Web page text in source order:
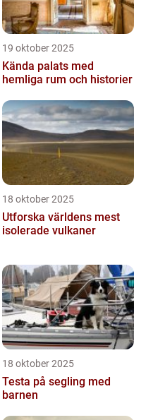
19 oktober 2025
Kända palats med
hemliga rum och historier
18 oktober 2025
Utforska världens mest
isolerade vulkaner
18 oktober 2025
Testa på segling med
barnen